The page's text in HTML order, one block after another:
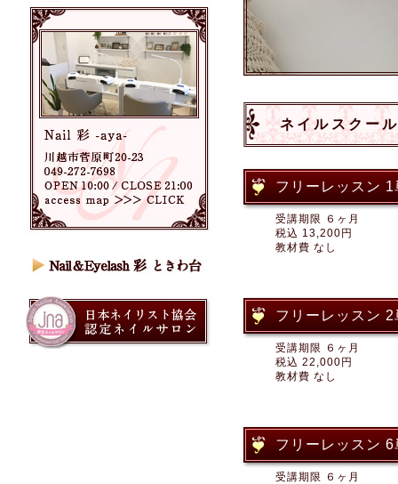
ネイルスクー
フリーレッスン 1
受講期限 ６ヶ月
税込 13,200円
教材費 なし
フリーレッスン 2
受講期限 ６ヶ月
税込 22,000円
教材費 なし
フリーレッスン 6
受講期限 ６ヶ月